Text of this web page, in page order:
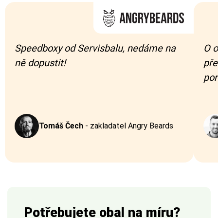
Speedboxy od Servisbalu, nedáme na
ně dopustit!
Tomáš Čech - zakladatel Angry Beards
O
Potřebujete obal na míru?